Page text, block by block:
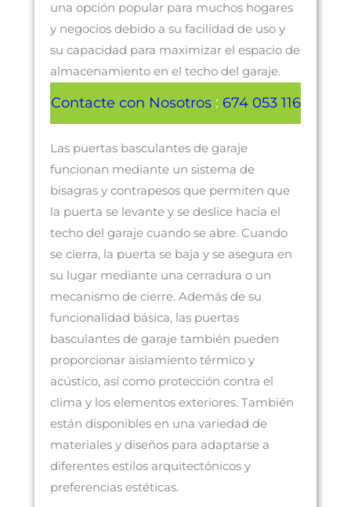
una opción popular para muchos hogares
y negocios debido a su facilidad de uso y
su capacidad para maximizar el espacio de
almacenamiento en el techo del garaje.
Contacte con Nosotros: 674 053 116
Las puertas basculantes de garaje
funcionan mediante un sistema de
bisagras y contrapesos que permiten que
la puerta se levante y se deslice hacia el
techo del garaje cuando se abre. Cuando
se cierra, la puerta se baja y se asegura en
su lugar mediante una cerradura o un
mecanismo de cierre. Además de su
funcionalidad básica, las puertas
basculantes de garaje también pueden
proporcionar aislamiento térmico y
acústico, así como protección contra el
clima y los elementos exteriores. También
están disponibles en una variedad de
materiales y diseños para adaptarse a
diferentes estilos arquitectónicos y
preferencias estéticas.